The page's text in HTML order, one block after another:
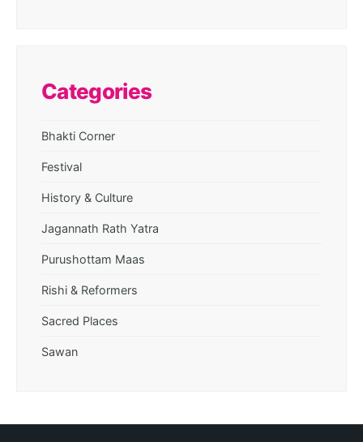
Categories
Bhakti Corner
Festival
History & Culture
Jagannath Rath Yatra
Purushottam Maas
Rishi & Reformers
Sacred Places
Sawan